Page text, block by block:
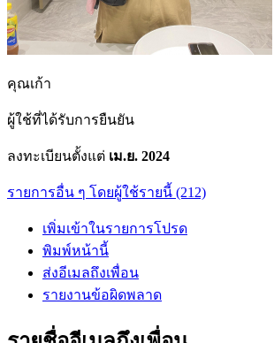
คุณเก้า
ผู้ใช้ที่ได้รับการยืนยัน
ลงทะเบียนตั้งแต่ เม.ย. 2024
รายการอื่น ๆ โดยผู้ใช้รายนี้ (212)
เพิ่มเข้าในรายการโปรด
พิมพ์หน้านี้
ส่งอีเมลถึงเพื่อน
รายงานข้อผิดพลาด